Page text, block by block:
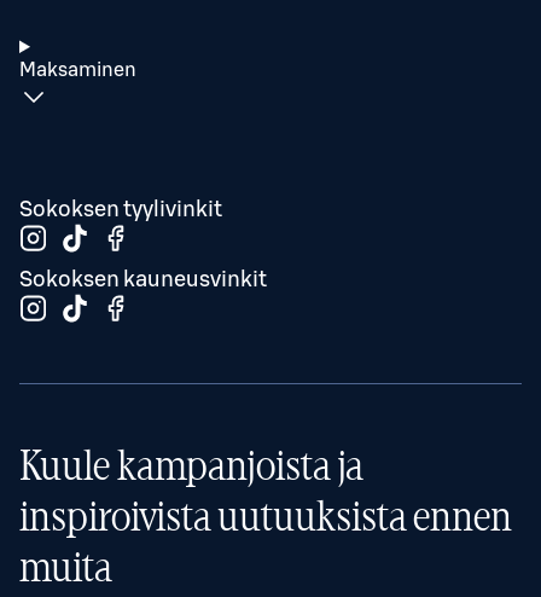
Maksaminen
Sokoksen tyylivinkit
Sokoksen kauneusvinkit
Kuule kampanjoista ja
inspiroivista uutuuksista ennen
muita